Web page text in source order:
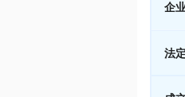
企
法